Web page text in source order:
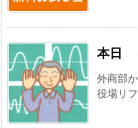
本日
外商部
役場リ